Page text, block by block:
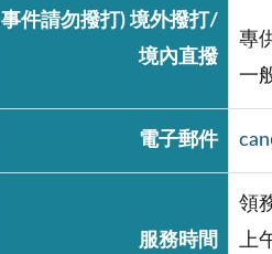
事件請勿撥打) 境外撥打/
境內直撥
專
一
電子郵件
服務時間
領
上